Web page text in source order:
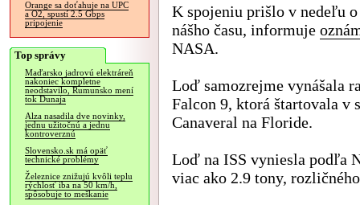
Orange sa doťahuje na UPC
a O2, spustí 2.5 Gbps
pripojenie
Top správy
Maďarsko jadrovú elektráreň
nakoniec kompletne
neodstavilo, Rumunsko mení
tok Dunaja
Alza nasadila dve novinky,
jednu užitočnú a jednu
kontroverznú
Slovensko.sk má opäť
technické problémy
Železnice znižujú kvôli teplu
rýchlosť iba na 50 km/h,
spôsobuje to meškanie
K spojeniu prišlo v nedeľu
nášho času, informuje
NASA.
Loď samozrejme vynášala
Falcon 9, ktorá štartovala v
Canaveral na Floride.
Loď na ISS vyniesla podľa
viac ako 2.9 tony,